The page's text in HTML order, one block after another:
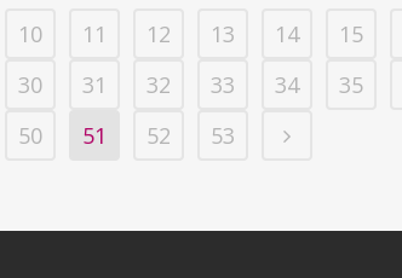
10 11 12 13 14 15
30 31 32 33 34 35
50 51 52 53